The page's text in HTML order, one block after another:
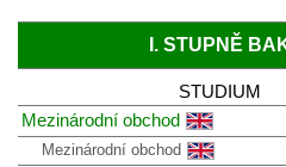
I. STUPNĚ
STUDIUM
Mezinárodní obchod
Mezinárodní obchod